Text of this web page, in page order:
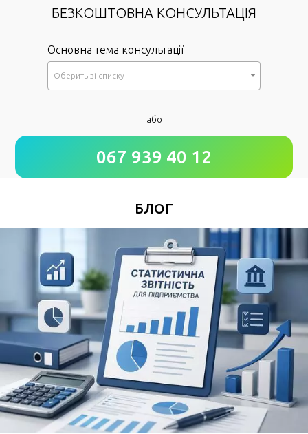
БЕЗКОШТОВНА КОНСУЛЬТАЦІЯ
Основна тема консультації
Оберить зi списку
Як до Вас звертатися?
Зручний час для дзвінка
Поля позначені знаком*обов'язкові для
заповнення
Натискаючи кнопку Надіслати Ви погоджуєтесь з
Угода користувача
або
067 939 40 12
БЛОГ